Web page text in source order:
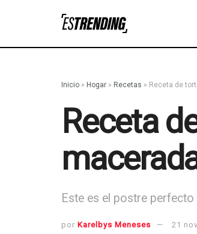
Inicio » Hogar » Recetas » Receta de
Receta
Este es el postre
por Karelbys Meneses 21